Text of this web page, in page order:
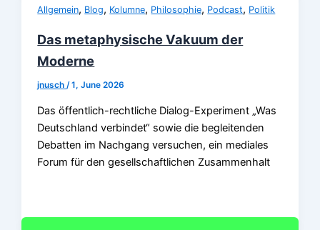
Allgemein, Blog, Kolumne, Philosophie, Podcast, Politik
Das metaphysische Vakuum der
Moderne
jnusch/1, June 2026
Das öffentlich-rechtliche Dialog-Experiment „Was
Deutschland verbindet“ sowie die begleitenden
Debatten im Nachgang versuchen, ein mediales
Forum für den gesellschaftlichen Zusammenhalt